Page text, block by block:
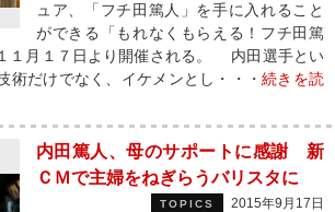
ュア、「フチ田篤人」を手に入れること
ができる「もれなくもらえる！フチ田篤
１月１７日より開催される。 内田選手とい
術だけでなく、イケメンとし・・・続きを読
内田篤人、母のサポートに感謝 新
ＣＭで主婦をねぎらうバリスタに
TOPICS 2015年9月17日